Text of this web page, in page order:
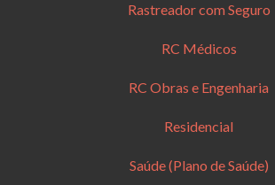
Rastreador com Seguro
RC Médicos
RC Obras e Engenharia
Residencial
Saúde (Plano de Saúde)